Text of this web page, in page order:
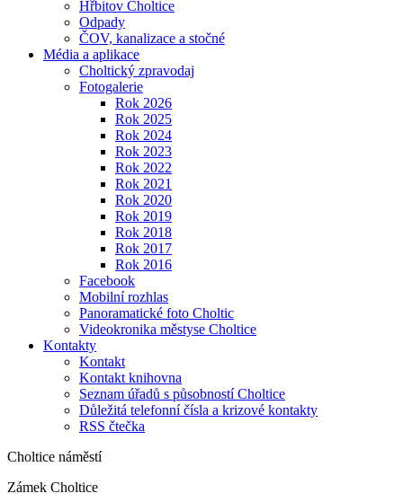
Hřbitov Choltice
Odpady
ČOV, kanalizace a stočné
Média a aplikace
Choltický zpravodaj
Fotogalerie
Rok 2026
Rok 2025
Rok 2024
Rok 2023
Rok 2022
Rok 2021
Rok 2020
Rok 2019
Rok 2018
Rok 2017
Rok 2016
Facebook
Mobilní rozhlas
Panoramatické foto Choltic
Videokronika městyse Choltice
Kontakty
Kontakt
Kontakt knihovna
Seznam úřadů s působností Choltice
Důležitá telefonní čísla a krizové kontakty
RSS čtečka
Choltice náměstí
Zámek Choltice